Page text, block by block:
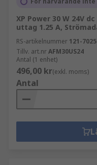
XP Power 30 W 24V
uttag 1.25 A,
RS-artikelnummer 121-7025
Tillv. art.nrAFM30US24
Antal (1 enhet)
496,00 kr(exkl. moms)
Antal